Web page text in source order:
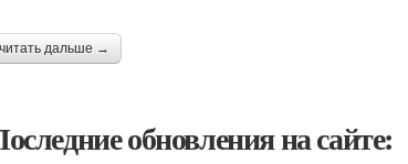
читать дальше →
обновления на сайте: